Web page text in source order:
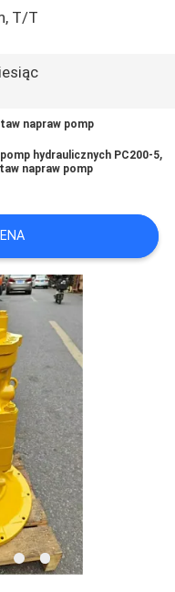
T/T
napraw pomp
hydraulicznych PC200-5,
napraw pomp